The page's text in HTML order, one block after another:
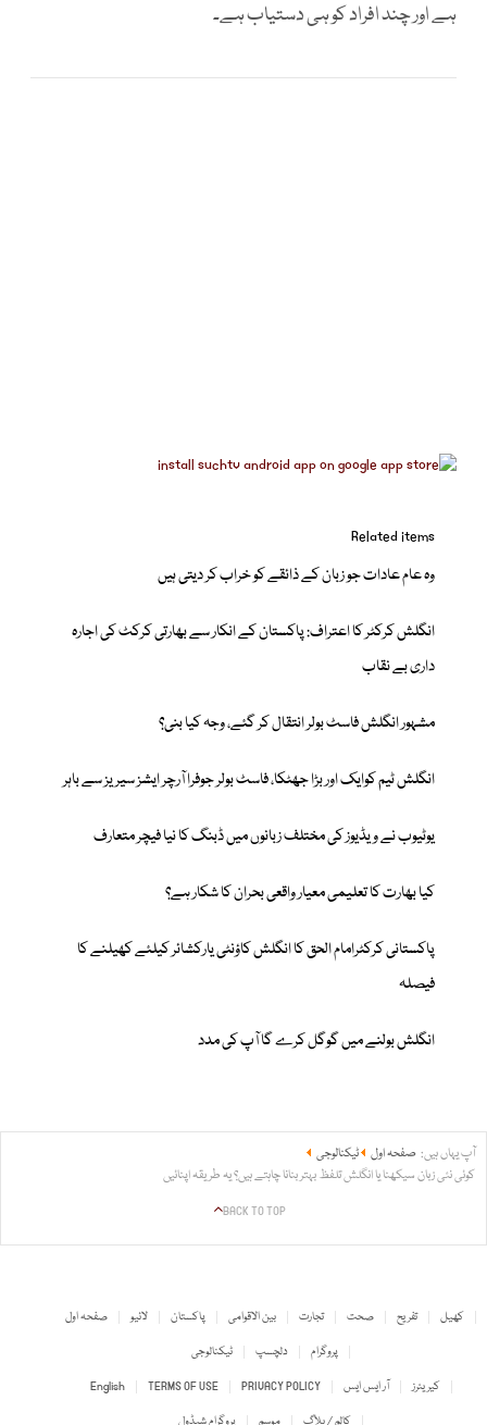
ہے اور چند افراد کو ہی دستیاب ہے۔
Related items
وہ عام عادات جو زبان کے ذائقے کو خراب کر دیتی ہیں
انگلش کرکٹر کا اعتراف: پاکستان کے انکار سے بھارتی کرکٹ کی اجارہ
داری بے نقاب
مشہور انگلش فاسٹ بولر انتقال کر گئے، وجہ کیا بنی؟
انگلش ٹیم کوایک اور بڑا جھٹکا، فاسٹ بولر جوفرا آرچر ایشز سیریز سے باہر
یوٹیوب نے ویڈیوز کی مختلف زبانوں میں ڈبنگ کا نیا فیچر متعارف
کیا بھارت کا تعلیمی معیار واقعی بحران کا شکار ہے؟
پاکستانی کرکٹرامام الحق کا انگلش کاؤنٹی یارکشائر کیلئے کھیلنے کا
فیصلہ
انگلش بولنے میں گوگل کرے گا آپ کی مدد
آپ یہاں ہیں: صفحہ اول
ٹیکنالوجی
کوئی نئی زبان سیکھنا یا انگلش تلفظ بہتر بنانا چاہتے ہیں؟ یہ طریقہ اپنائیں
BACK TO TOP
صفحہ اول لائیو پاکستان بین الاقوامی تجارت صحت تفریح
کھیل
ٹیکنالوجی
دلچسپ
پروگرام
English
TERMS OF USE PRIVACY POLICY آر ایس ایس
کیریئرز